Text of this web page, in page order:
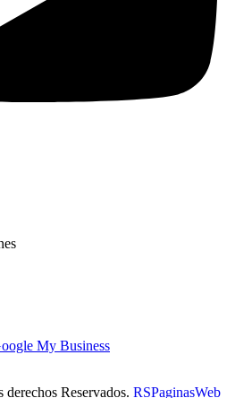
My Business
Reservados. RSPaginasWeb